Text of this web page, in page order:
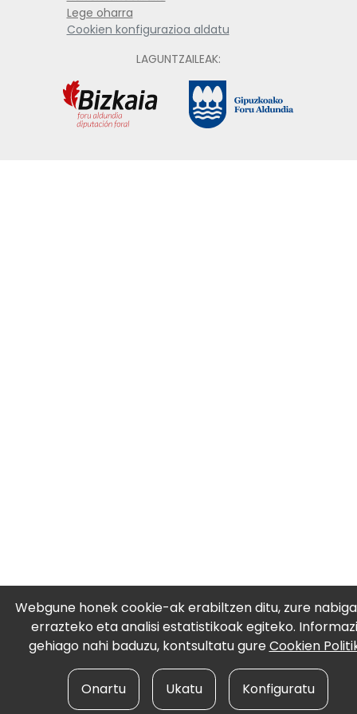
Lege oharra
Cookien konfigurazioa aldatu
LAGUNTZAILEAK:
Webgune honek cookie-ak erabiltzen ditu, zure
errazteko eta analisi estatistikoak egiteko.
gehiago nahi baduzu, kontsultatu gureCookien
Onartu Ukatu Konfiguratu